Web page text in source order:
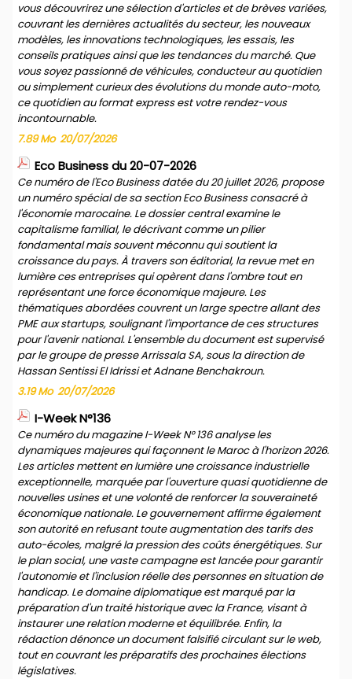
vous découvrirez une sélection d'articles et de brèves variées,
couvrant les dernières actualités du secteur, les nouveaux
modèles, les innovations technologiques, les essais, les
conseils pratiques ainsi que les tendances du marché. Que
vous soyez passionné de véhicules, conducteur au quotidien
ou simplement curieux des évolutions du monde auto-moto,
ce quotidien au format express est votre rendez-vous
incontournable.
7.89 Mo 20/07/2026
Eco Business du 20-07-2026
Ce numéro de l'Eco Business datée du 20 juillet 2026, propose
un numéro spécial de sa section Eco Business consacré à
l'économie marocaine. Le dossier central examine le
capitalisme familial, le décrivant comme un pilier
fondamental mais souvent méconnu qui soutient la
croissance du pays. À travers son éditorial, la revue met en
lumière ces entreprises qui opèrent dans l'ombre tout en
représentant une force économique majeure. Les
thématiques abordées couvrent un large spectre allant des
PME aux startups, soulignant l'importance de ces structures
pour l'avenir national. L'ensemble du document est supervisé
par le groupe de presse Arrissala SA, sous la direction de
Hassan Sentissi El Idrissi et Adnane Benchakroun.
3.19 Mo 20/07/2026
I-Week N°136
Ce numéro du magazine I-Week N° 136 analyse les
dynamiques majeures qui façonnent le Maroc à l'horizon 2026.
Les articles mettent en lumière une croissance industrielle
exceptionnelle, marquée par l'ouverture quasi quotidienne de
nouvelles usines et une volonté de renforcer la souveraineté
économique nationale. Le gouvernement affirme également
son autorité en refusant toute augmentation des tarifs des
auto-écoles, malgré la pression des coûts énergétiques. Sur
le plan social, une vaste campagne est lancée pour garantir
l'autonomie et l'inclusion réelle des personnes en situation de
handicap. Le domaine diplomatique est marqué par la
préparation d'un traité historique avec la France, visant à
instaurer une relation moderne et équilibrée. Enfin, la
rédaction dénonce un document falsifié circulant sur le web,
tout en couvrant les préparatifs des prochaines élections
législatives.